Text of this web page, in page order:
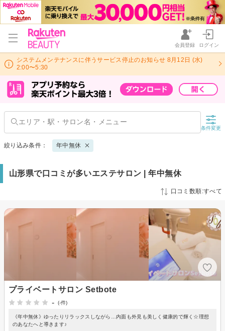
会員登録 ログイン
システムメンテナンスに伴うサービス停止のお知らせ 8月12日 (水)
2:00〜5:30
条件変更
絞り込み条件： 年中無休
山形県で口コミが多いエステサロン | 年中無休
口コミ数順:すべて
プライベートサロン Setbote
-
(-件)
《年中無休》ゆったりリラックスしながら…内面も外見も美しく健康的で輝く☆理想
のあなたへと導きます♪